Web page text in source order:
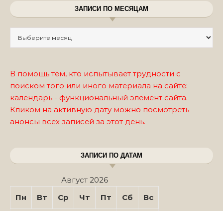
ЗАПИСИ ПО МЕСЯЦАМ
В помощь тем, кто испытывает трудности с
поиском того или иного материала на сайте:
календарь - функциональный элемент сайта.
Кликом на активную дату можно посмотреть
анонсы всех записей за этот день.
ЗАПИСИ ПО ДАТАМ
Август 2026
Пн
Вт Ср Чт Пт Сб Вс